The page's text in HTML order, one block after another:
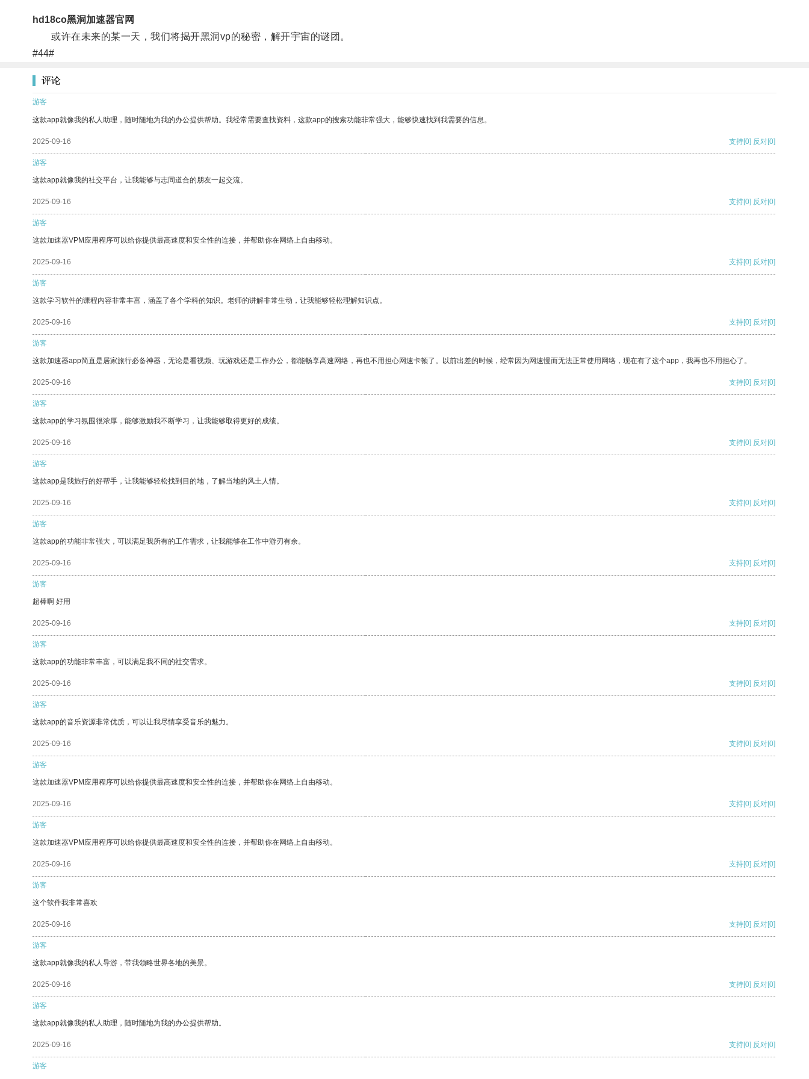
hd18co黑洞加速器官网
或许在未来的某一天，我们将揭开黑洞vp的秘密，解开宇宙的谜团。
#44#
评论
游客
这款app就像我的私人助理，随时随地为我的办公提供帮助。我经常需要查找资料，这款app的搜索功能非常强大，能够快速找到我需要的信息。
2025-09-16 支持[0] 反对[0]
游客
这款app就像我的社交平台，让我能够与志同道合的朋友一起交流。
2025-09-16 支持[0] 反对[0]
游客
这款加速器VPM应用程序可以给你提供最高速度和安全性的连接，并帮助你在网络上自由移动。
2025-09-16 支持[0] 反对[0]
游客
这款学习软件的课程内容非常丰富，涵盖了各个学科的知识。老师的讲解非常生动，让我能够轻松理解知识点。
2025-09-16 支持[0] 反对[0]
游客
这款加速器app简直是居家旅行必备神器，无论是看视频、玩游戏还是工作办公，都能畅享高速网络，再也不用担心网速卡顿了。以前出差的时候，经常因为网速慢而无法正常使用网络，现在有了这个app，我再也不用担心了。
2025-09-16 支持[0] 反对[0]
游客
这款app的学习氛围很浓厚，能够激励我不断学习，让我能够取得更好的成绩。
2025-09-16 支持[0] 反对[0]
游客
这款app是我旅行的好帮手，让我能够轻松找到目的地，了解当地的风土人情。
2025-09-16 支持[0] 反对[0]
游客
这款app的功能非常强大，可以满足我所有的工作需求，让我能够在工作中游刃有余。
2025-09-16 支持[0] 反对[0]
游客
超棒啊 好用
2025-09-16 支持[0] 反对[0]
游客
这款app的功能非常丰富，可以满足我不同的社交需求。
2025-09-16 支持[0] 反对[0]
游客
这款app的音乐资源非常优质，可以让我尽情享受音乐的魅力。
2025-09-16 支持[0] 反对[0]
游客
这款加速器VPM应用程序可以给你提供最高速度和安全性的连接，并帮助你在网络上自由移动。
2025-09-16 支持[0] 反对[0]
游客
这款加速器VPM应用程序可以给你提供最高速度和安全性的连接，并帮助你在网络上自由移动。
2025-09-16 支持[0] 反对[0]
游客
这个软件我非常喜欢
2025-09-16 支持[0] 反对[0]
游客
这款app就像我的私人导游，带我领略世界各地的美景。
2025-09-16 支持[0] 反对[0]
游客
这款app就像我的私人助理，随时随地为我的办公提供帮助。
2025-09-16 支持[0] 反对[0]
游客